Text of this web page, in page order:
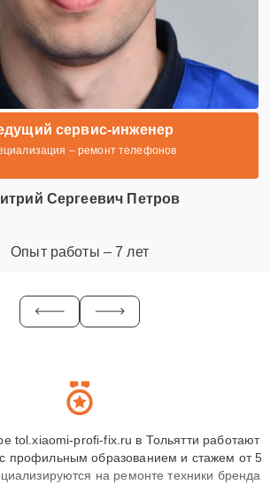
сервис-инженер
– ремонт телефонов
Сергеевич Петров
Опыт работы – 7 лет
tol.xiaomi-profi-fix.ru в Тольятти работают
профильным образованием и стажем от 5
на ремонте техники бренда